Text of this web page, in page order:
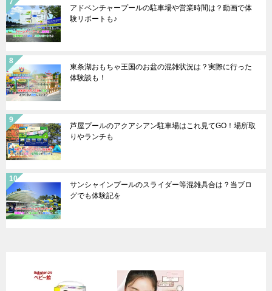
アドベンチャープールの駐車場や営業時間は？動画で体
験リポートも♪
東条湖おもちゃ王国のお盆の混雑状況は？実際に行った
体験談も！
芦屋プールのアクアシアン駐車場はこれ見てGO！場所取
りやランチも
サンシャインプールのスライダー等混雑具合は？当ブロ
グでも体験記を